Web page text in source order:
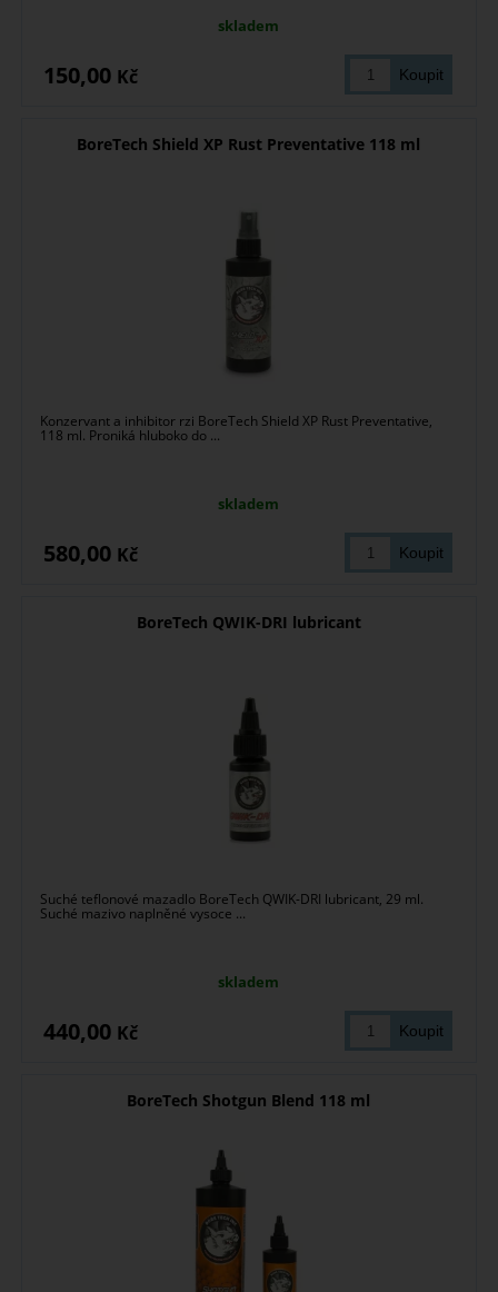
skladem
150,00 Kč
BoreTech Shield XP Rust Preventative 118 ml
Konzervant a inhibitor rzi BoreTech Shield XP Rust Preventative,
118 ml. Proniká hluboko do ...
skladem
580,00 Kč
BoreTech QWIK-DRI lubricant
Suché teflonové mazadlo BoreTech QWIK-DRI lubricant, 29 ml.
Suché mazivo naplněné vysoce ...
skladem
440,00 Kč
BoreTech Shotgun Blend 118 ml